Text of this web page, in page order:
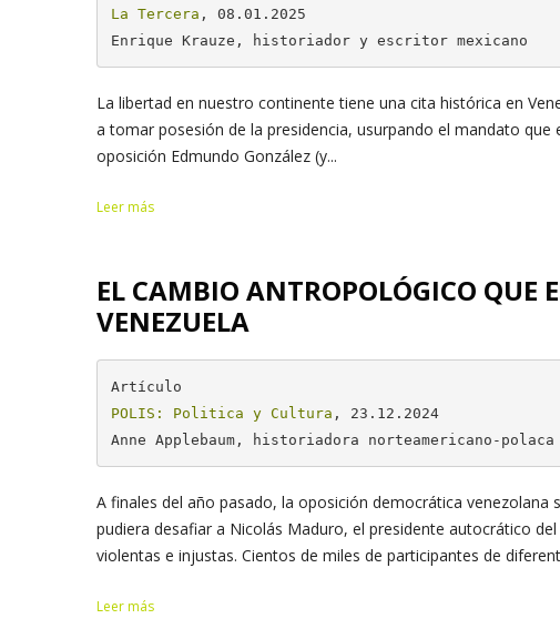
La Tercera , 08.01.2025
Enrique Krauze, historiador y escritor mexicano
La libertad en nuestro continente tiene una cita histórica en
a tomar posesión de la presidencia, usurpando el mandato
oposición Edmundo González (y...
Leer más
EL CAMBIO ANTROPOLÓGICO QUE
VENEZUELA
POLIS: Politica y Cultura , 23.12.2024
Anne Applebaum, historiadora norteamericano-polaca
A finales del año pasado, la oposición democrática
pudiera desafiar a Nicolás Maduro, el presidente autocrático
violentas e injustas. Cientos de miles de participantes de
Leer más